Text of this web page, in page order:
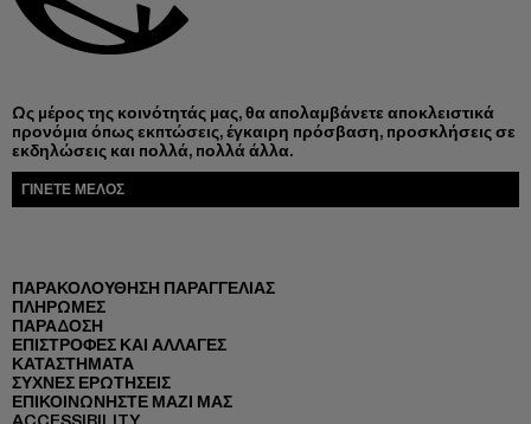
Ως μέρος της κοινότητάς μας, θα απολαμβάνετε αποκλειστικά
προνόμια όπως εκπτώσεις, έγκαιρη πρόσβαση, προσκλήσεις σε
εκδηλώσεις και πολλά, πολλά άλλα.
ΓΊΝΕΤΕ ΜΈΛΟΣ
ΠΑΡΑΚΟΛΟΎΘΗΣΗ ΠΑΡΑΓΓΕΛΊΑΣ
ΠΛΗΡΩΜΈΣ
ΠΑΡΆΔΟΣΗ
ΕΠΙΣΤΡΟΦΈΣ ΚΑΙ ΑΛΛΑΓΈΣ
ΚΑΤΑΣΤΉΜΑΤΑ
ΣΥΧΝΈΣ ΕΡΩΤΉΣΕΙΣ
ΕΠΙΚΟΙΝΩΝΉΣΤΕ ΜΑΖΊ ΜΑΣ